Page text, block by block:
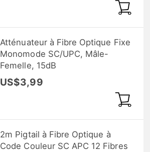
Atténuateur à Fibre Optique Fixe
Monomode SC/UPC, Mâle-
Femelle, 15dB
US$3,99
2m Pigtail à Fibre Optique à
Code Couleur SC APC 12 Fibres